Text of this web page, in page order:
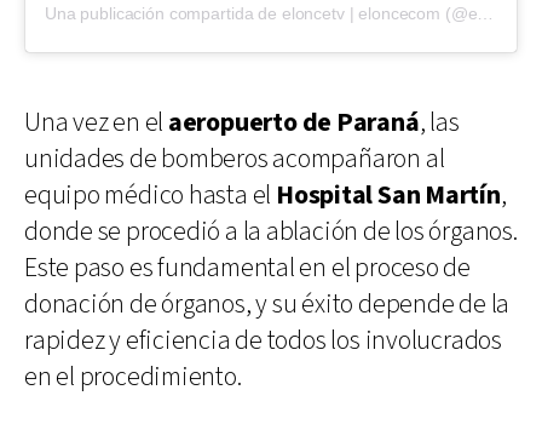
Una vez en el aeropuerto de Paraná, las
unidades de bomberos acompañaron al
equipo médico hasta el Hospital San Martín,
donde se procedió a la ablación de los órganos.
Este paso es fundamental en el proceso de
donación de órganos, y su éxito depende de la
rapidez y eficiencia de todos los involucrados
en el procedimiento.